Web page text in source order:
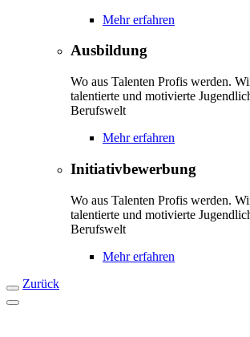
Mehr erfahren
Ausbildung
Wo aus Talenten Profis werden.
talentierte und motivierte
Berufswelt
Mehr erfahren
Initiativbewerbung
Wo aus Talenten Profis werden.
talentierte und motivierte
Berufswelt
Mehr erfahren
Zurück